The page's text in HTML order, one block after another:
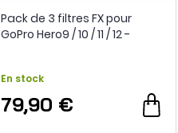
Pack de 3 filtres FX pour
GoPro Hero9 / 10 / 11 / 12 -
En stock
79,90 €